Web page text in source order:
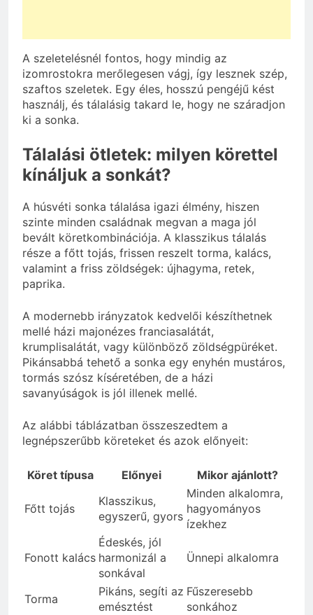
A szeletelésnél fontos, hogy mindig az
izomrostokra merőlegesen vágj, így lesznek szép,
szaftos szeletek. Egy éles, hosszú pengéjű kést
használj, és tálalásig takard le, hogy ne száradjon
ki a sonka.
Tálalási ötletek: milyen körettel
kínáljuk a sonkát?
A húsvéti sonka tálalása igazi élmény, hiszen
szinte minden családnak megvan a maga jól
bevált köretkombinációja. A klasszikus tálalás
része a főtt tojás, frissen reszelt torma, kalács,
valamint a friss zöldségek: újhagyma, retek,
paprika.
A modernebb irányzatok kedvelői készíthetnek
mellé házi majonézes franciasalátát,
krumplisalátát, vagy különböző zöldségpüréket.
Pikánsabbá tehető a sonka egy enyhén mustáros,
tormás szósz kíséretében, de a házi
savanyúságok is jól illenek mellé.
Az alábbi táblázatban összeszedtem a
legnépszerűbb köreteket és azok előnyeit:
Köret típusa Előnyei Mikor ajánlott?
Főtt tojás
Klasszikus,
egyszerű, gyors
Minden alkalomra,
hagyományos
ízekhez
Fonott kalács
Édeskés, jól
harmonizál a
sonkával
Ünnepi alkalomra
Torma
Pikáns, segíti az
emésztést
Fűszeresebb
sonkához